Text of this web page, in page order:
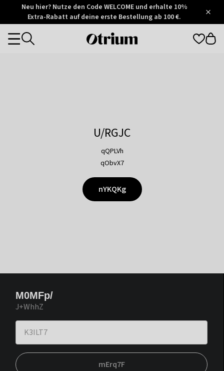
Otrium
Trustpilot
Neu hier? Nutze den Code WELCOME und erhalte 10%
Extra-Rabatt auf deine erste Bestellung ab 100 €.
Otrium
Categories
U/RGJC
qQPLVh
qObvX7
nYKQKg
M0MFp/
J+WhhZ
mErq7F